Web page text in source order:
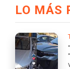
LO MÁS